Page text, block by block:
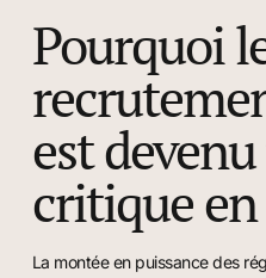
Pourquoi
est
critique en
La montée en puissance des